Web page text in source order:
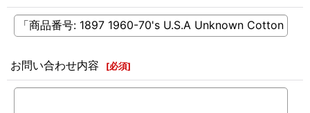
お問い合わせ内容 [必須]